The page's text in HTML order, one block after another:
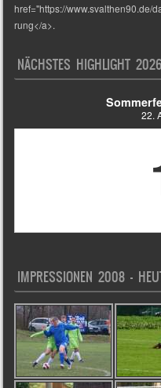
href="https://www.svalthen90.de/
rung</a>.
NÄCHSTES HIGHLIGHT 2026
22.
IMPRESSIONEN 2008 –